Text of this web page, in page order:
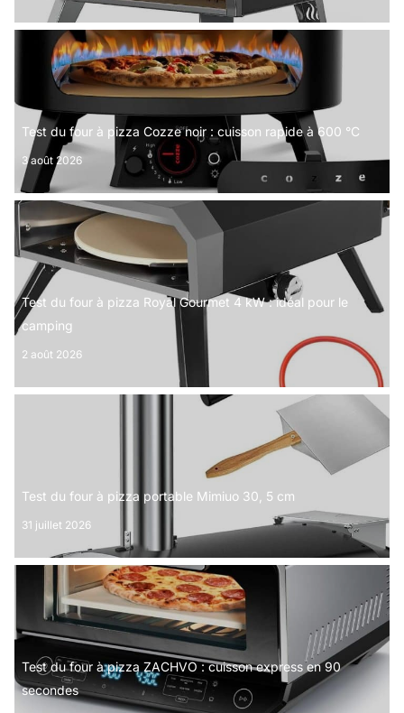
Test du four à pizza Cozze noir : cuisson rapide à 600 °C
3 août 2026
Test du four à pizza Royal Gourmet 4 kW : idéal pour le
camping
2 août 2026
Test du four à pizza portable Mimiuo 30, 5 cm
31 juillet 2026
Test du four à pizza ZACHVO : cuisson express en 90
secondes